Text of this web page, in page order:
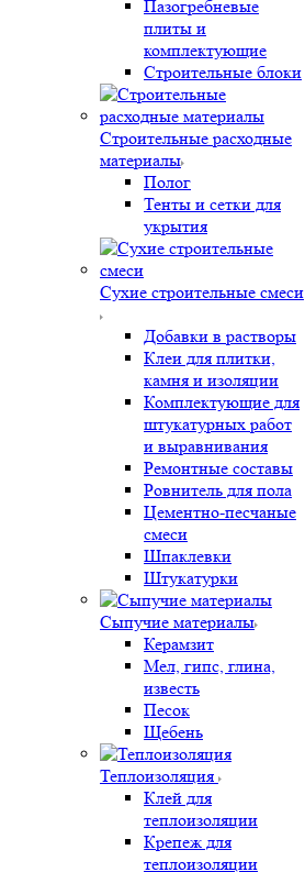
Пазогребневые
плиты и
комплектующие
Строительные блоки
Строительные расходные
материалы
Полог
Тенты и сетки для
укрытия
Сухие строительные смеси
Добавки в растворы
Клеи для плитки,
камня и изоляции
Комплектующие для
штукатурных работ
и выравнивания
Ремонтные составы
Ровнитель для пола
Цементно-песчаные
смеси
Шпаклевки
Штукатурки
Сыпучие материалы
Керамзит
Мел, гипс, глина,
известь
Песок
Щебень
Теплоизоляция
Клей для
теплоизоляции
Крепеж для
теплоизоляции